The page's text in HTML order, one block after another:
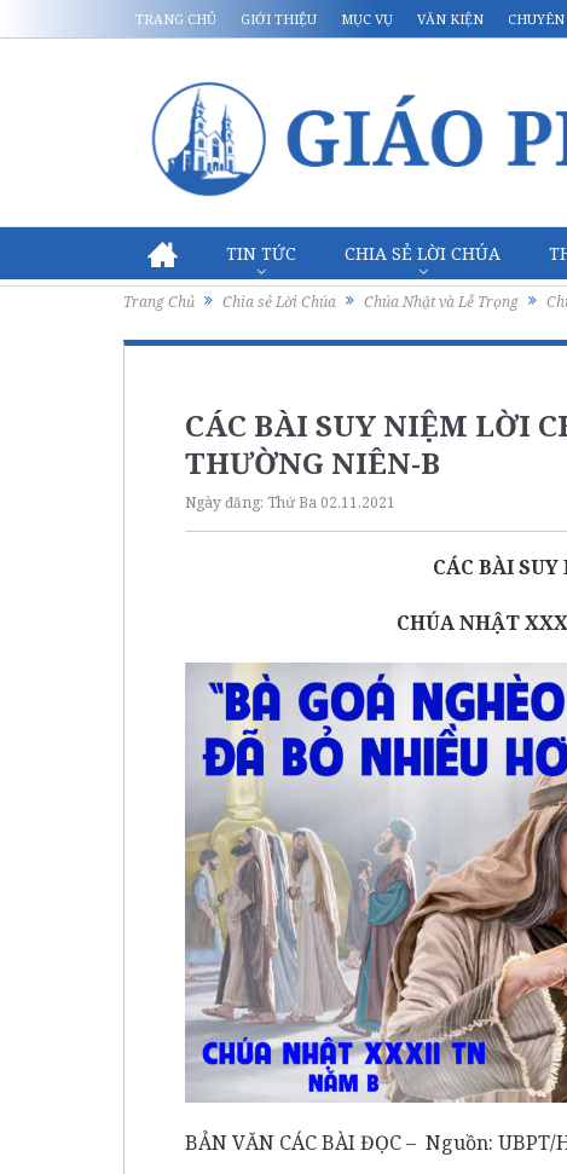
TRANG CHỦ GIỚI THIỆU MỤC VỤ VĂN KIỆN
TIN TỨC CHIA SẺ LỜI CHÚA
Trang Chủ Chia sẻ Lời Chúa Chúa Nhật và Lễ Trọng
CÁC BÀI SUY NIỆM LỜI
THƯỜNG NIÊN-B
Ngày đăng: Thứ Ba 02.11.2021
CÁC BÀI
CHÚA NHẬT
BẢN VĂN CÁC BÀI ĐỌC – Nguồn: